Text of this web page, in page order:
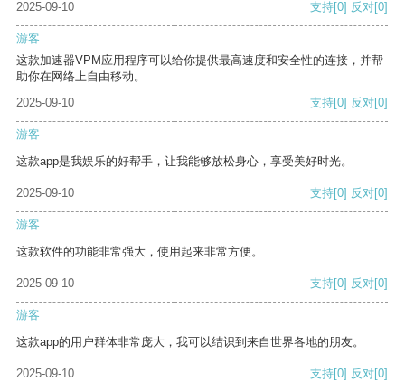
2025-09-10 支持[0] 反对[0]
游客
这款加速器VPM应用程序可以给你提供最高速度和安全性的连接，并帮
助你在网络上自由移动。
2025-09-10
支持[0] 反对[0]
游客
这款app是我娱乐的好帮手，让我能够放松身心，享受美好时光。
2025-09-10 支持[0] 反对[0]
游客
这款软件的功能非常强大，使用起来非常方便。
2025-09-10 支持[0] 反对[0]
游客
这款app的用户群体非常庞大，我可以结识到来自世界各地的朋友。
2025-09-10 支持[0] 反对[0]